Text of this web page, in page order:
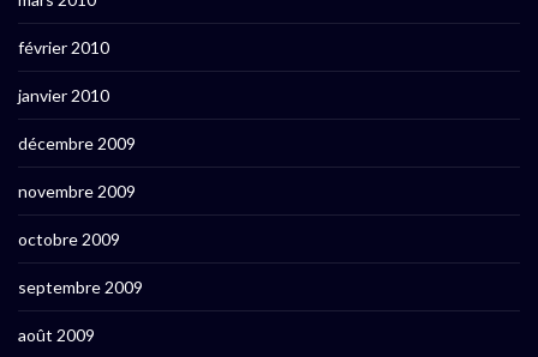
février 2010
janvier 2010
décembre 2009
novembre 2009
octobre 2009
septembre 2009
août 2009